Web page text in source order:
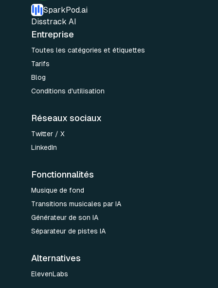
SparkPod.ai
Disstrack AI
Entreprise
Toutes les catégories et étiquettes
Tarifs
Blog
Conditions d'utilisation
Réseaux sociaux
Twitter / X
LinkedIn
Fonctionnalités
Musique de fond
Transitions musicales par IA
Générateur de son IA
Séparateur de pistes IA
Alternatives
ElevenLabs